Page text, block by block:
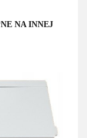
NA INNEJ